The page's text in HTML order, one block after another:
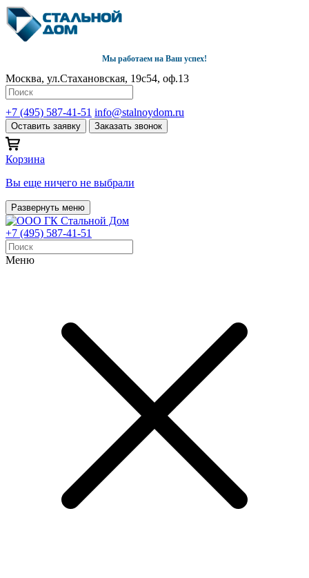
Мы работаем на Ваш успех!
Москва, ул.Стахановская, 19с54, оф.13
+7 (495) 587-41-51 info@stalnoydom.ru
Оставить заявку Заказать звонок
Корзина
Вы еще ничего не выбрали
Развернуть меню
+7 (495) 587-41-51
Меню